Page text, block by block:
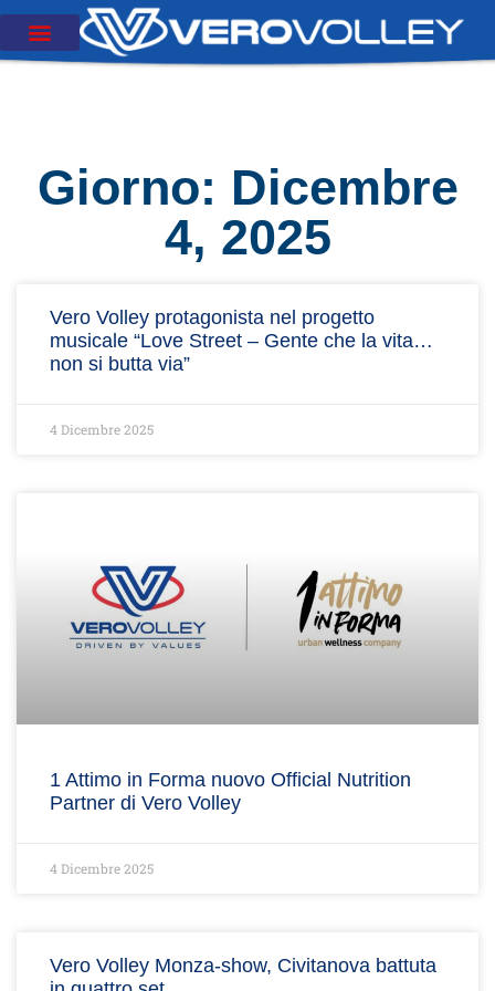
Giorno: Dicembre
4, 2025
Vero Volley protagonista nel progetto
musicale “Love Street – Gente che la vita…
non si butta via”
4 Dicembre 2025
1 Attimo in Forma nuovo Official Nutrition
Partner di Vero Volley
4 Dicembre 2025
Vero Volley Monza-show, Civitanova battuta